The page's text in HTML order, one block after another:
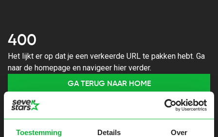
Toestemming Details Over
400
Het lijkt er op dat je een verkeerde URL te pakken hebt. Ga
naar de homepage en navigeer hier verder.
GA TERUG NAAR HOME